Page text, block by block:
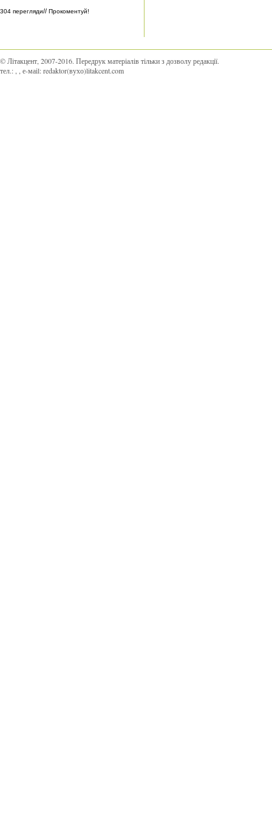
304 перегляди// Прокоментуй!
© Літакцент, 2007-2016. Передрук матеріалів тільки з дозволу редакції.
тел.:
, е-маіl:redaktor(вухо)litakcent.com